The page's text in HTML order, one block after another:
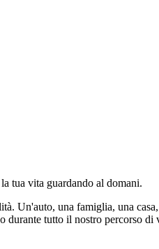
tua vita guardando al domani.
Un'auto, una famiglia, una
durante tutto il nostro percorso